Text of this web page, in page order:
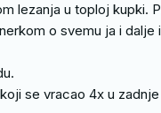
lezanja u toploj kupki.
o svemu ja i
se vracao 4x u